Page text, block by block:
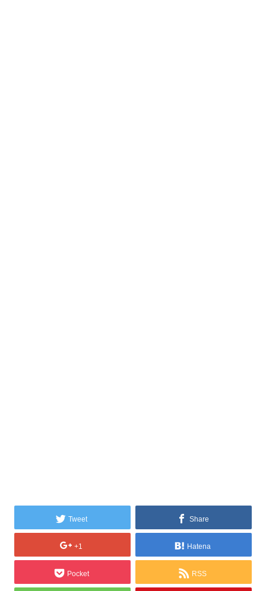
Tweet Share
+1 Hatena
Pocket RSS